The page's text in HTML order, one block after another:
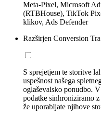
Meta-Pixel, Microsoft
(RTBHouse), TikTok
klikov, Ads Defender
Razširjen Conversion
S sprejetjem te storitve
uspešnost našega
oglaševalsko ponudbo.
podatke sinhroniziramo
že uporabljate njihove